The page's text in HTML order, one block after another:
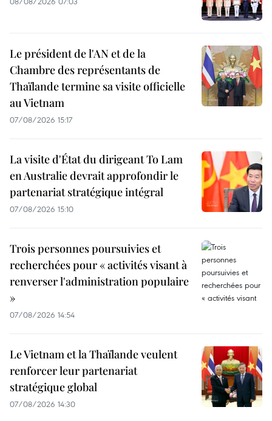
Le président de l'AN et de la
Chambre des représentants de
Thaïlande termine sa visite officielle
au Vietnam
07/08/2026 15:17
La visite d'État du dirigeant To Lam
en Australie devrait approfondir le
partenariat stratégique intégral
07/08/2026 15:10
Trois personnes poursuivies et
recherchées pour « activités visant à
renverser l'administration populaire
»
07/08/2026 14:54
Le Vietnam et la Thaïlande veulent
renforcer leur partenariat
stratégique global
07/08/2026 14:30